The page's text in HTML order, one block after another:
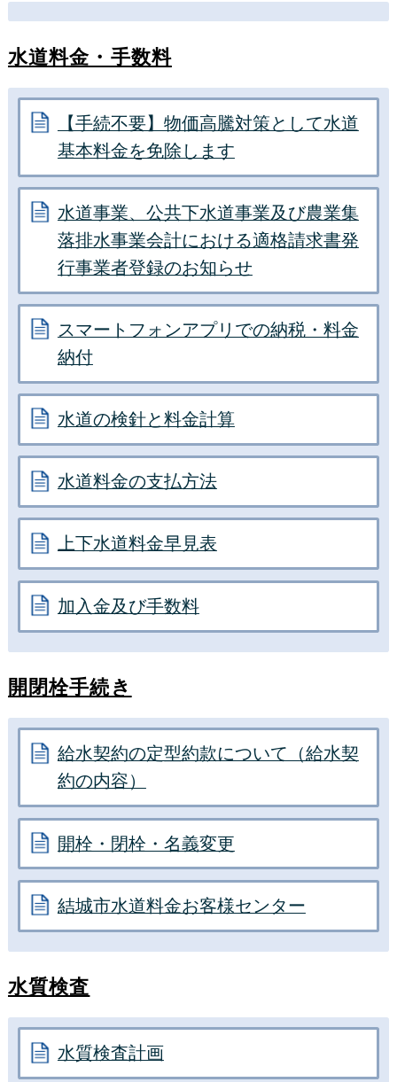
水道料金・手数料
【手続不要】物価高騰対策として水道
基本料金を免除します
水道事業、公共下水道事業及び農業集
落排水事業会計における適格請求書発
行事業者登録のお知らせ
スマートフォンアプリでの納税・料金
納付
水道の検針と料金計算
水道料金の支払方法
上下水道料金早見表
加入金及び手数料
開閉栓手続き
給水契約の定型約款について（給水契
約の内容）
開栓・閉栓・名義変更
結城市水道料金お客様センター
水質検査
水質検査計画